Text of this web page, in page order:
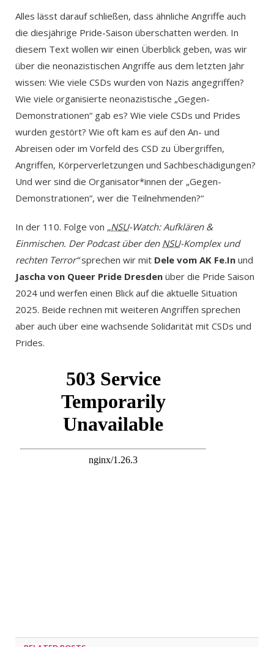
Alles lässt darauf schließen, dass ähnliche Angriffe auch
die diesjährige Pride-Saison überschatten werden. In
diesem Text wollen wir einen Überblick geben, was wir
über die neonazistischen Angriffe aus dem letzten Jahr
wissen: Wie viele CSDs wurden von Nazis angegriffen?
Wie viele organisierte neonazistische „Gegen-
Demonstrationen“ gab es? Wie viele CSDs und Prides
wurden gestört? Wie oft kam es auf den An- und
Abreisen oder im Vorfeld des CSD zu Übergriffen,
Angriffen, Körperverletzungen und Sachbeschädigungen?
Und wer sind die Organisator*innen der „Gegen-
Demonstrationen“, wer die Teilnehmenden?“
In der 110. Folge von „NSU-Watch: Aufklären &
Einmischen. Der Podcast über den NSU-Komplex und
rechten Terror“sprechen wir mit Dele vom AK Fe.In und
Jascha von Queer Pride Dresden über die Pride Saison
2024 und werfen einen Blick auf die aktuelle Situation
2025. Beide rechnen mit weiteren Angriffen sprechen
aber auch über eine wachsende Solidarität mit CSDs und
Prides.